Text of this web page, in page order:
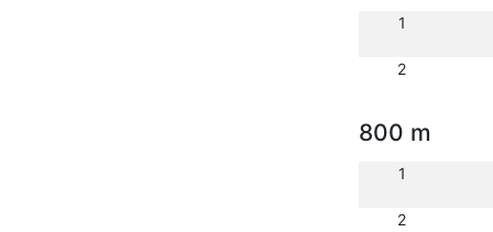
1
2
800 m
1
2